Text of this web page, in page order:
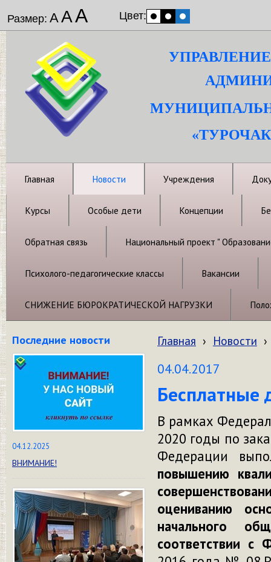
Размер: ААА Цвет:
Главная Новости Учреждения
Курсы Особые дети Концепции
Обратная связь Национальный проект "
Психолого-педагогические классы Вакансии
СНИЖЕНИЕ БЮРОКРАТИЧЕСКОЙ НАГРУЗКИ
Последние новости
04.12.2025
ВНИМАНИЕ!
Главная › Новости ›
04.04.2017
Бесплатные
В рамках
2020 годы по
Федерации
повышению
оцениванию
начального
соответствии с